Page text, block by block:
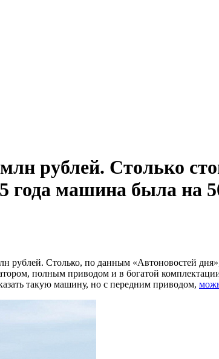
рублей. Столько
года машина была на
рублей. Столько, по данным «Автоновостей
полным приводом и в богатой
такую машину, но с передним приводом,